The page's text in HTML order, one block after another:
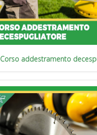
Corso addestramento